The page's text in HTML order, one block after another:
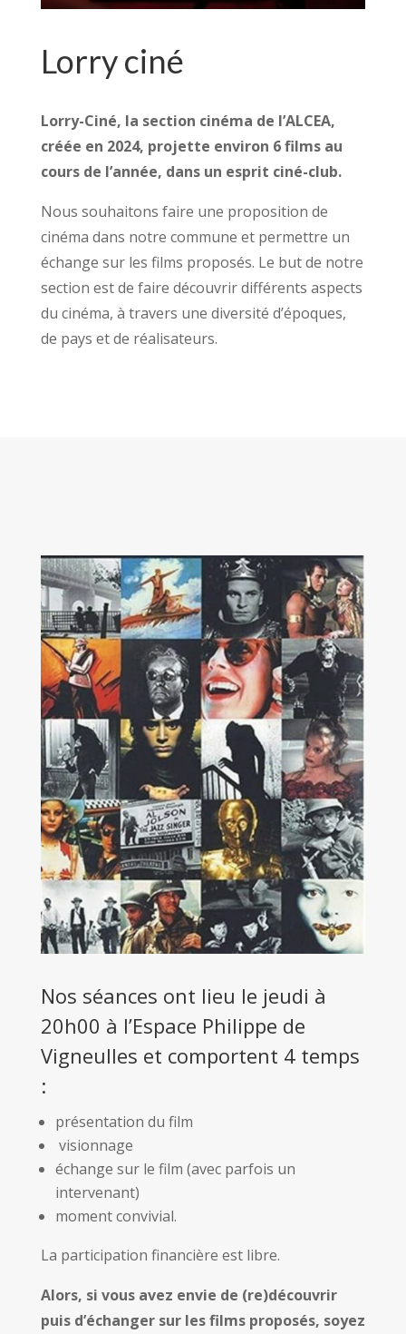
Lorry ciné
Lorry-Ciné, la section cinéma de l’ALCEA,
créée en 2024, projette environ 6 films au
cours de l’année, dans un esprit ciné-club.
Nous souhaitons faire une proposition de
cinéma dans notre commune et permettre un
échange sur les films proposés. Le but de notre
section est de faire découvrir différents aspects
du cinéma, à travers une diversité d’époques,
de pays et de réalisateurs.
Nos séances ont lieu le jeudi à
20h00 à l’Espace Philippe de
Vigneulles et comportent 4 temps
:
présentation du film
visionnage
échange sur le film (avec parfois un
intervenant)
moment convivial.
La participation financière est libre.
Alors, si vous avez envie de (re)découvrir
puis d’échanger sur les films proposés, soyez